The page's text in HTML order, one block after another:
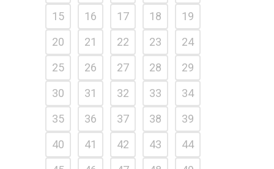
15
16 17 18
19
20
21 22 23
24
25
26 27 28
29
30
31 32 33
34
35
36 37 38
39
40
41 42 43
44